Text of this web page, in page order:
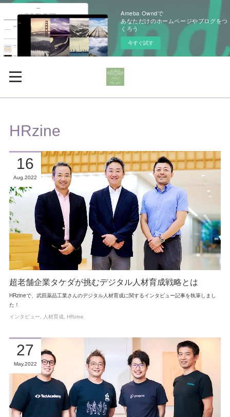
Ameba Owndで
あなただけのホームページやブログをつ
くろう
今すぐ試す
HRzine
超老舗企業タケダが挑むデジタル人材育成戦略とは
HRzineで、武田薬品工業さんのデジタル人材育成に関するインタビュー記事を執筆しまし
た！
16
Aug 2022
インタビュー 人材育成 HRzine
27
May 2022